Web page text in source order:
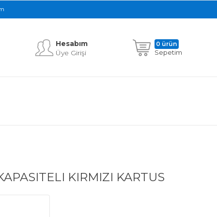
Hesabım
Üye Girişi
Sepetim
0 ürün
KIRMIZI KARTUS